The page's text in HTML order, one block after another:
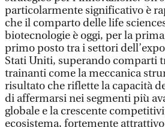
particolarmente significativo è
che il comparto delle life
biotecnologie è oggi, per la
primo posto tra i settori
Stati Uniti, superando comparti
trainanti come la meccanica
risultato che riflette la capacità
di affermarsi nei segmenti più
globale e la crescente
ecosistema, fortemente